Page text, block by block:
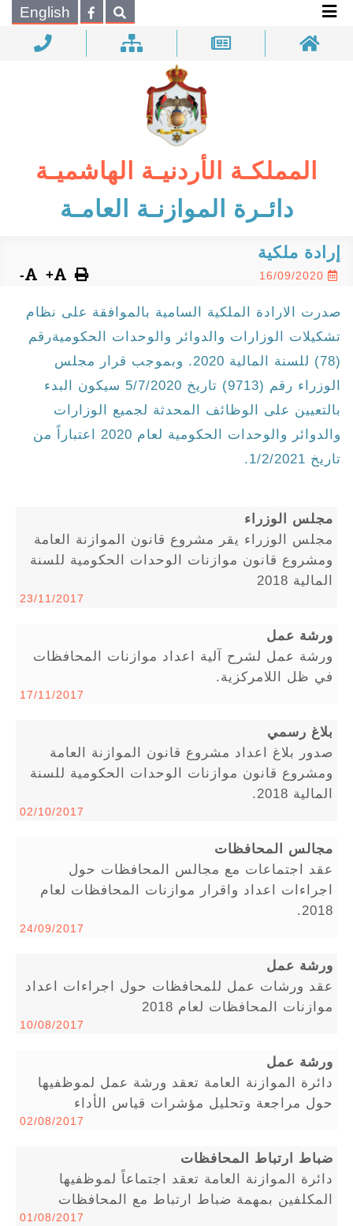
بحـث English
المملكـة الأردنيـة الهاشميـة
دائـرة الموازنـة العامـة
إرادة ملكية
16/09/2020
+
-
صدرت الارادة الملكية السامية بالموافقة على نظام
تشكيلات الوزارات والدوائر والوحدات الحكوميةرقم
(78) للسنة المالية 2020. وبموجب قرار مجلس
الوزراء رقم (9713) تاريخ 5/7/2020 سيكون البدء
بالتعيين على الوظائف المحدثة لجميع الوزارات
والدوائر والوحدات الحكومية لعام 2020 اعتباراً من
تاريخ 1/2/2021.
مجلس الوزراء
مجلس الوزراء يقر مشروع قانون الموازنة العامة
ومشروع قانون موازنات الوحدات الحكومية للسنة
المالية 2018
23/11/2017
ورشة عمل
ورشة عمل لشرح آلية اعداد موازنات المحافظات
في ظل اللامركزية.
17/11/2017
بلاغ رسمي
صدور بلاغ اعداد مشروع قانون الموازنة العامة
ومشروع قانون موازنات الوحدات الحكومية للسنة
المالية 2018.
02/10/2017
مجالس المحافظات
عقد اجتماعات مع مجالس المحافظات حول
اجراءات اعداد واقرار موازنات المحافظات لعام
2018.
24/09/2017
ورشة عمل
عقد ورشات عمل للمحافظات حول اجراءات اعداد
موازنات المحافظات لعام 2018
10/08/2017
ورشة عمل
دائرة الموازنة العامة تعقد ورشة عمل لموظفيها
حول مراجعة وتحليل مؤشرات قياس الأداء
02/08/2017
ضباط ارتباط المحافظات
دائرة الموازنة العامة تعقد اجتماعاً لموظفيها
المكلفين بمهمة ضباط ارتباط مع المحافظات
01/08/2017